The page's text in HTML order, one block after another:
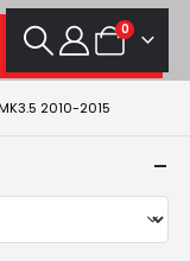
0
2010-2015